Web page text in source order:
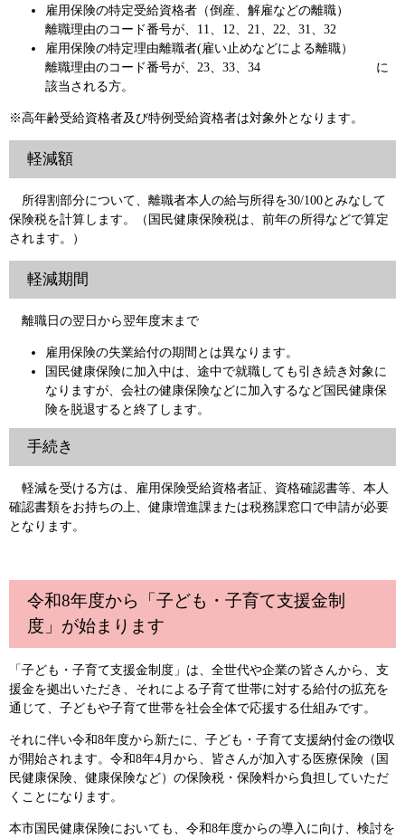
雇用保険の特定受給資格者（倒産、解雇などの離職）
離職理由のコード番号が、11、12、21、22、31、32
雇用保険の特定理由離職者(雇い止めなどによる離職）
離職理由のコード番号が、23、33、34 に
該当される方。
※高年齢受給資格者及び特例受給資格者は対象外となります。
軽減額
所得割部分について、離職者本人の給与所得を30/100とみなして
保険税を計算します。（国民健康保険税は、前年の所得などで算定
されます。）
軽減期間
離職日の翌日から翌年度末まで
雇用保険の失業給付の期間とは異なります。
国民健康保険に加入中は、途中で就職しても引き続き対象に
なりますが、会社の健康保険などに加入するなど国民健康保
険を脱退すると終了します。
手続き
軽減を受ける方は、雇用保険受給資格者証、資格確認書等、本人
確認書類をお持ちの上、健康増進課または税務課窓口で申請が必要
となります。
令和8年度から「子ども・子育て支援金制
度」が始まります
「子ども・子育て支援金制度」は、全世代や企業の皆さんから、支
援金を拠出いただき、それによる子育て世帯に対する給付の拡充を
通じて、子どもや子育て世帯を社会全体で応援する仕組みです。
それに伴い令和8年度から新たに、子ども・子育て支援納付金の徴収
が開始されます。令和8年4月から、皆さんが加入する医療保険（国
民健康保険、健康保険など）の保険税・保険料から負担していただ
くことになります。
本市国民健康保険においても、令和8年度からの導入に向け、検討を